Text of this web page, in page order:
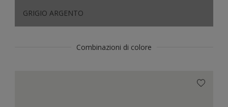
GRIGIO ARGENTO
Combinazioni di colore